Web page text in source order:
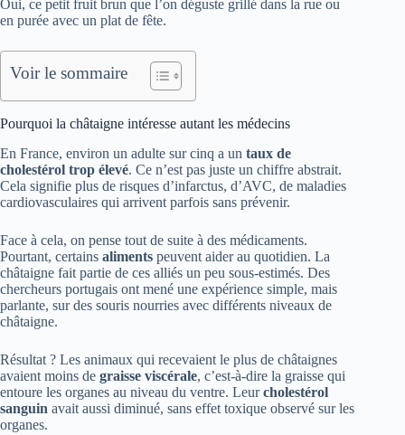
Oui, ce petit fruit brun que l’on déguste grillé dans la rue ou
en purée avec un plat de fête.
Voir le sommaire
Pourquoi la châtaigne intéresse autant les médecins
En France, environ un adulte sur cinq a un taux de
cholestérol trop élevé. Ce n’est pas juste un chiffre abstrait.
Cela signifie plus de risques d’infarctus, d’AVC, de maladies
cardiovasculaires qui arrivent parfois sans prévenir.
Face à cela, on pense tout de suite à des médicaments.
Pourtant, certains aliments peuvent aider au quotidien. La
châtaigne fait partie de ces alliés un peu sous-estimés. Des
chercheurs portugais ont mené une expérience simple, mais
parlante, sur des souris nourries avec différents niveaux de
châtaigne.
Résultat ? Les animaux qui recevaient le plus de châtaignes
avaient moins de graisse viscérale, c’est-à-dire la graisse qui
entoure les organes au niveau du ventre. Leurcholestérol
sanguin avait aussi diminué, sans effet toxique observé sur les
organes.